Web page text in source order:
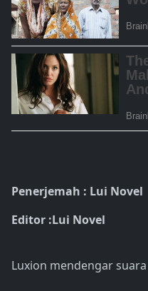
Penerjemah : Lui Novel
Editor :Lui Novel
Luxion mendengar